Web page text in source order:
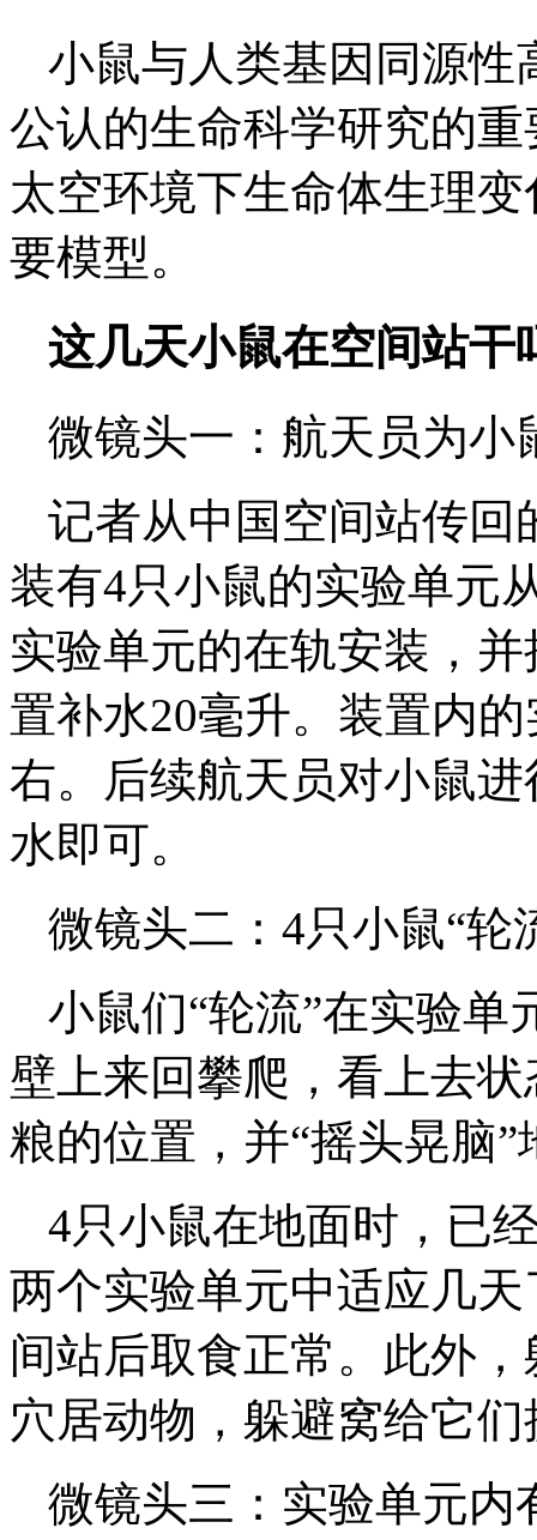
小鼠与人类基因同源性
公认的生命科学研究的
太空环境下生命体生理
要模型。
这几天小鼠在空间站干
微镜头一：航天员为小
记者从中国空间站传回
装有4只小鼠的实验单元
实验单元的在轨安装，
置补水20毫升。装置内
右。后续航天员对小鼠
水即可。
微镜头二：4只小鼠“轮
小鼠们“轮流”在实验单
壁上来回攀爬，看上去
粮的位置，并“摇头晃脑
4只小鼠在地面时，已
两个实验单元中适应几
间站后取食正常。此外
穴居动物，躲避窝给它
微镜头三：实验单元内